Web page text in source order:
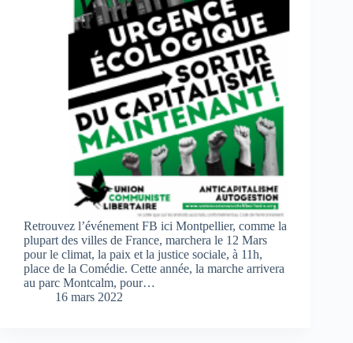
Retrouvez l’événement FB ici Montpellier, comme la
plupart des villes de France, marchera le 12 Mars
pour le climat, la paix et la justice sociale, à 11h,
place de la Comédie. Cette année, la marche arrivera
au parc Montcalm, pour…
16 mars 2022